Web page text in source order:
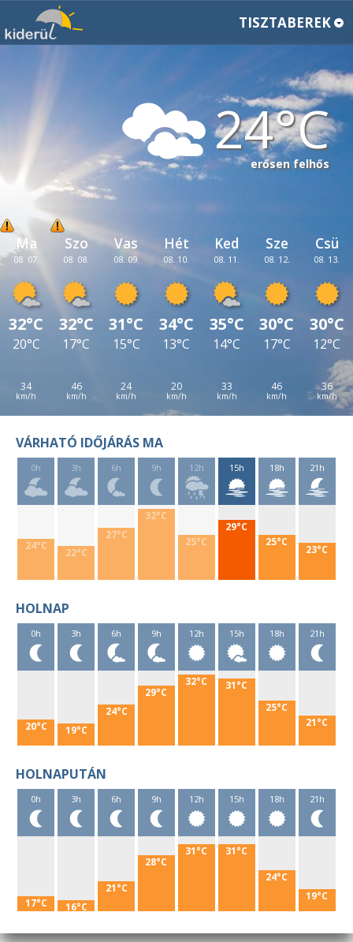
TISZTABEREK
24
erősen felhős
Ma
08. 07.
32°C
20°C
34
Szo
08. 08.
32°C
17°C
46
Vas
08. 09.
31°C
15°C
24
Hét
08. 10.
34°C
13°C
20
Ked
08. 11.
35°C
14°C
33
Sze
08. 12.
30°C
17°C
46
Csü
08. 13.
30°C
12°C
36
VÁRHATÓ IDŐJÁRÁS MA
0h
24°C
3h
22°C
6h
27°C
9h
32°C
12h
25°C
15h
29°C
18h
25°C
21h
23°C
HOLNAP
0h
20°C
3h
19°C
6h
24°C
9h
29°C
12h
32°C
15h
31°C
18h
25°C
21h
21°C
HOLNAPUTÁN
0h
17°C
3h
16°C
6h
21°C
9h
28°C
12h
31°C
15h
31°C
18h
24°C
21h
19°C